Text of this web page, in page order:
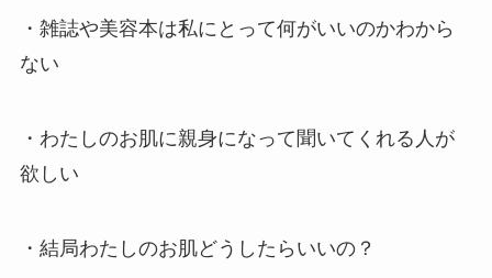
・雑誌や美容本は私にとって何がいいのかわから
ない
・わたしのお肌に親身になって聞いてくれる人が
欲しい
・結局わたしのお肌どうしたらいいの？